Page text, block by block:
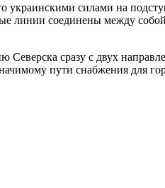
силами на
линии соединены между
Северска сразу с двух
пути снабжения для